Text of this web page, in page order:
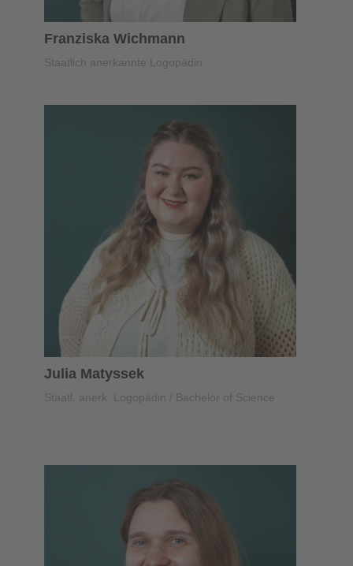
Franziska Wichmann
Staatlich anerkannte Logopädin
Julia Matyssek
Staatl. anerk. Logopädin / Bachelor of Science